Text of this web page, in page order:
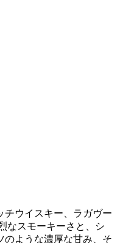
チウイスキー、ラガヴー
なスモーキーさと、シ
のような濃厚な甘み、そ